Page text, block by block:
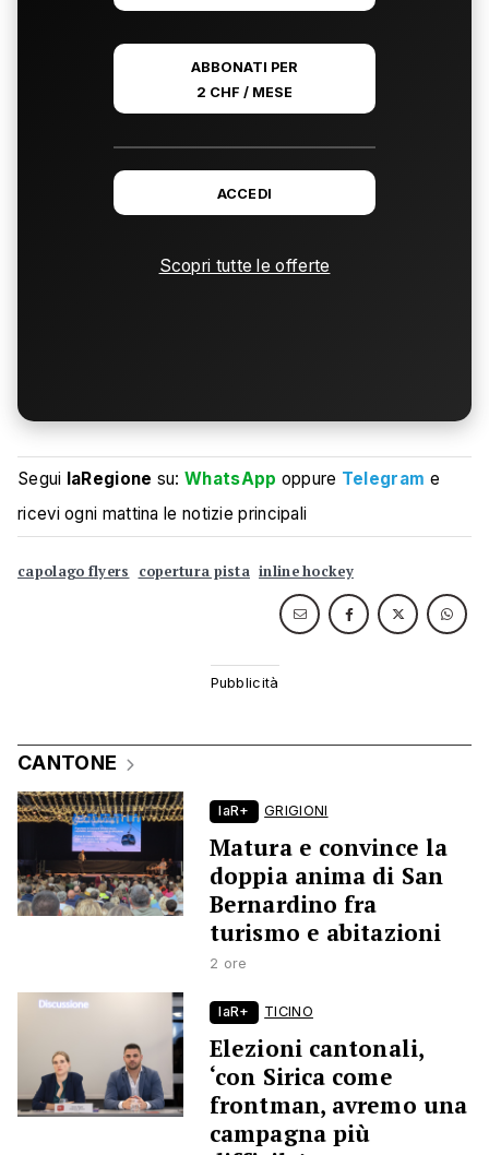
ABBONATI PER
2 CHF / MESE
ACCEDI
Scopri tutte le offerte
Segui laRegione su:WhatsApp oppure Telegram e
ricevi ogni mattina le notizie principali
capolago flyers copertura pista inline hockey
CANTONE
laR+ GRIGIONI
Matura e convince la
doppia anima di San
Bernardino fra
turismo e abitazioni
2 ore
laR+ TICINO
Elezioni cantonali,
‘con Sirica come
frontman, avremo una
campagna più